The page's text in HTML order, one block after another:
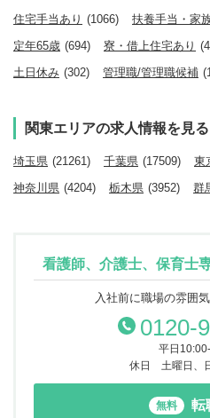
住宅手当あり (1066) 扶養手当・家
定年65歳 (694) 寮・借上住宅あり
土日休み (302) 管理職/管理職候補
関東エリアの求人情報を見る
埼玉県 (21261) 千葉県 (17509) 東
神奈川県 (4204) 栃木県 (3952) 群
看護師、介護士、保育士
入社前に職場の雰囲
0120-
平日
休日 土曜日、
無料 転